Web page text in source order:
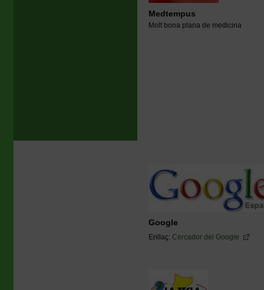
Medtempus
Molt bona plana de medicina
Google
Enllaç: Cercador del Google